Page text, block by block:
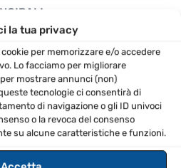
la tua privacy
per memorizzare e/o accedere
Lo facciamo per migliorare
mostrare annunci (non)
tecnologie ci consentirà di
di navigazione o gli ID univoci
o la revoca del consenso
su alcune caratteristiche e funzioni.
VX-3, VR-120 e VR-160
facile utilizzo
nel caricamento